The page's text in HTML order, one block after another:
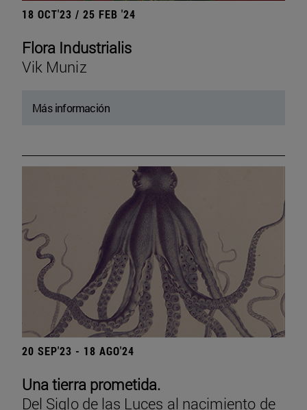
18 OCT'23 / 25 FEB '24
Flora Industrialis
Vik Muniz
Más información
20 SEP'23 - 18 AGO'24
Una tierra prometida.
Del Siglo de las Luces al nacimiento de